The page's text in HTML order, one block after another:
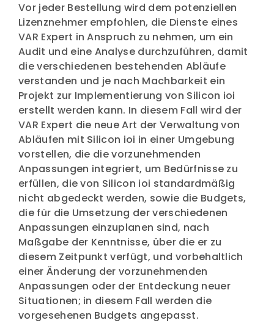
Vor jeder Bestellung wird dem potenziellen
Lizenznehmer empfohlen, die Dienste eines
VAR Expert in Anspruch zu nehmen, um ein
Audit und eine Analyse durchzuführen, damit
die verschiedenen bestehenden Abläufe
verstanden und je nach Machbarkeit ein
Projekt zur Implementierung von Silicon ioi
erstellt werden kann. In diesem Fall wird der
VAR Expert die neue Art der Verwaltung von
Abläufen mit Silicon ioi in einer Umgebung
vorstellen, die die vorzunehmenden
Anpassungen integriert, um Bedürfnisse zu
erfüllen, die von Silicon ioi standardmäßig
nicht abgedeckt werden, sowie die Budgets,
die für die Umsetzung der verschiedenen
Anpassungen einzuplanen sind, nach
Maßgabe der Kenntnisse, über die er zu
diesem Zeitpunkt verfügt, und vorbehaltlich
einer Änderung der vorzunehmenden
Anpassungen oder der Entdeckung neuer
Situationen; in diesem Fall werden die
vorgesehenen Budgets angepasst.